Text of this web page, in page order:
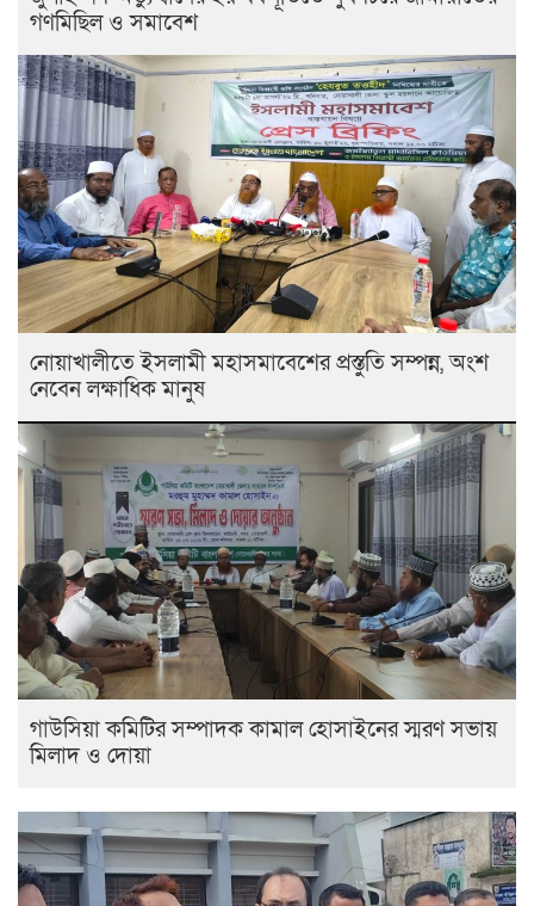
গণমিছিল ও সমাবেশ
নোয়াখালীতে ইসলামী মহাসমাবেশের প্রস্তুতি সম্পন্ন, অংশ
নেবেন লক্ষাধিক মানুষ
গাউসিয়া কমিটির সম্পাদক কামাল হোসাইনের স্মরণ সভায়
মিলাদ ও দোয়া